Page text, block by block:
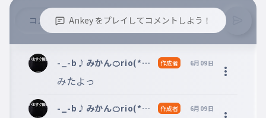
Ankey をプレイしてコメントしよう！
※コメントするには、ログインが必要です。
-_-b♪みかん🍊rio(*^^
キー推し）＠party
作成者 6月09日
みたよっ
-_-b♪みかん🍊rio(*^^
作成者 6月09日